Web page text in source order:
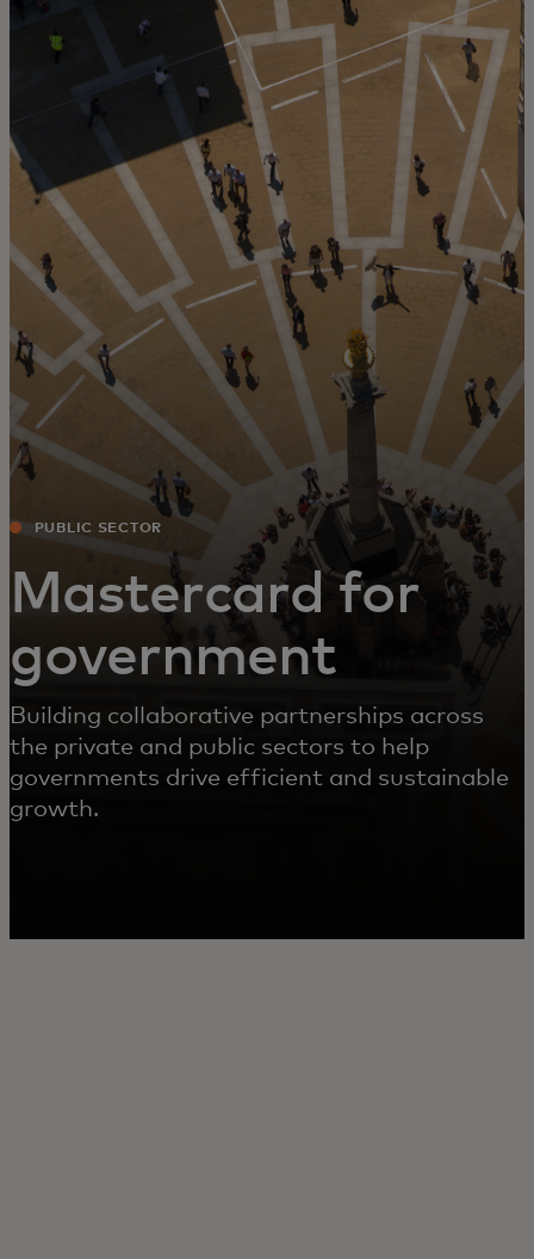
Für Sie
Für Unternehmen
Für die Welt
Für Innovatoren
Neuigkeiten und Trends
PUBLIC SECTOR
Mastercard for
government
Building collaborative partnerships across
the private and public sectors to help
governments drive efficient and sustainable
growth.